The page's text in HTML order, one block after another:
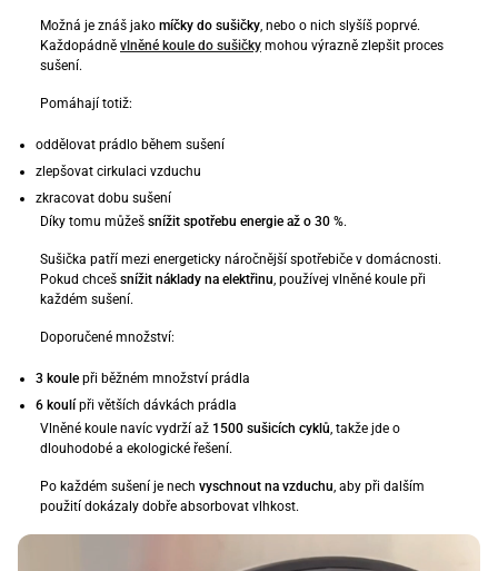
Možná je znáš jako míčky do sušičky , nebo o nich slyšíš poprvé.
Každopádně vlněné koule do sušičky mohou výrazně zlepšit proces
sušení.
Pomáhají totiž:
oddělovat prádlo během sušení
zlepšovat cirkulaci vzduchu
zkracovat dobu sušení
Díky tomu můžeš snížit spotřebu energie až o 30 %.
Sušička patří mezi energeticky náročnější spotřebiče v domácnosti.
Pokud chceš snížit náklady na elektřinu , používej vlněné koule při
každém sušení.
Doporučené množství:
3 koule při běžném množství prádla
6 koulípři větších dávkách prádla
Vlněné koule navíc vydrží až 1500 sušicích cyklů , takže jde o
dlouhodobé a ekologické řešení.
Po každém sušení je nech vyschnout na vzduchu , aby při dalším
použití dokázaly dobře absorbovat vlhkost.